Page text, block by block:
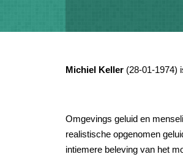
Michiel Keller (28-01-1974)
Omgevings geluid en
realistische opgenomen
intiemere beleving van het